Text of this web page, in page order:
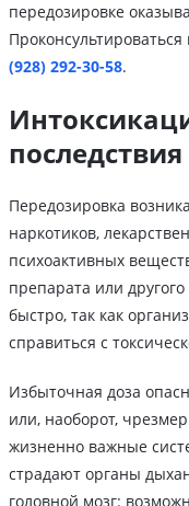
передозировке
(928) 292-30-58.
последствия
Передозировка
наркотиков,
психоактивных
препарата или
быстро, так как
справиться с
Избыточная доза
или, наоборот,
жизненно важные
страдают органы
головной мозг: